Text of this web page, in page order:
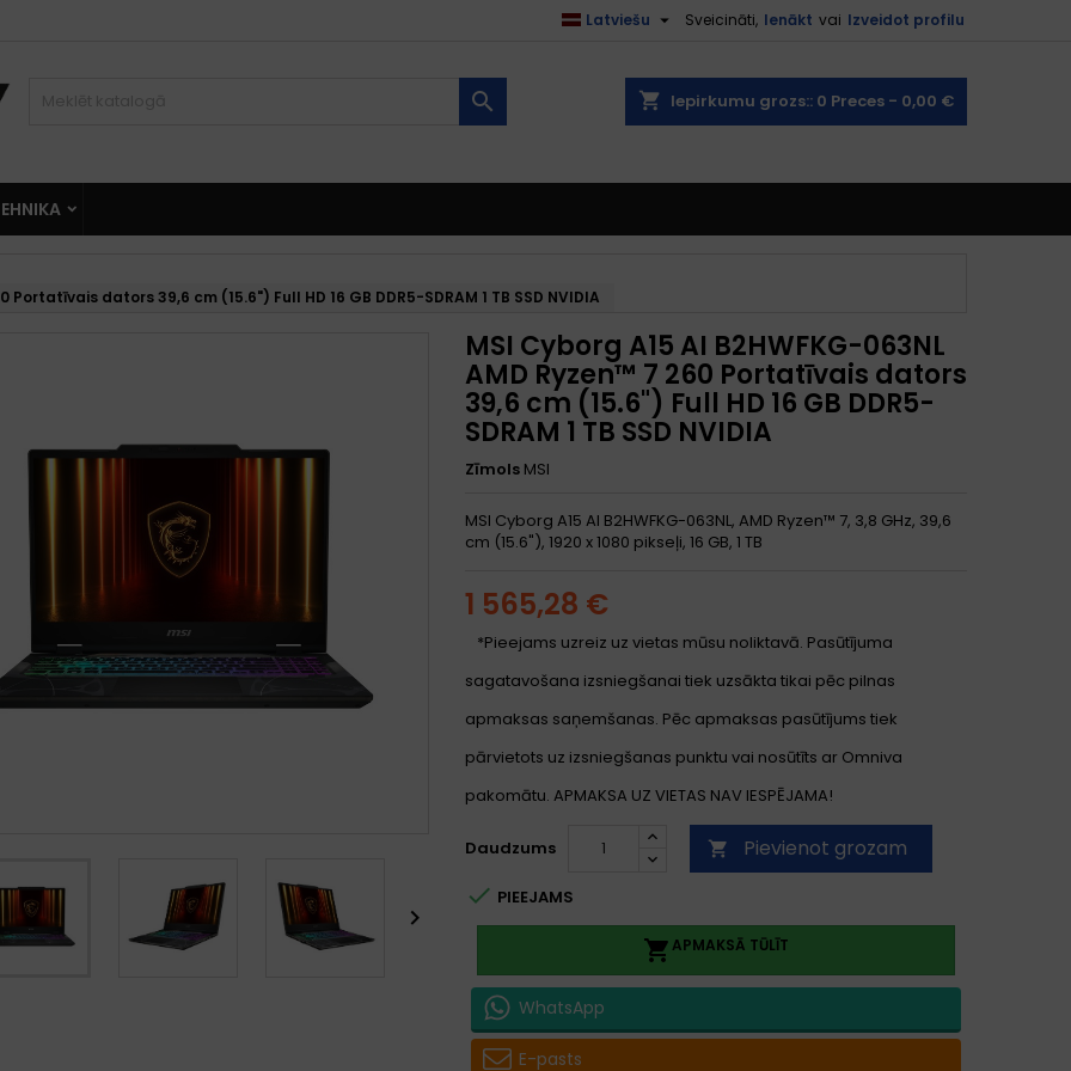
Sveicināti, Ienākt vai Izveidot profilu
Latviešu 
shopping_cart Iepirkumu grozs:: 0 Preces - 0,00 €

Portatīvais dators 39,6 cm (15.6") Full HD 16 GB DDR5-SDRAM 1 TB SSD NVIDIA

MSI Cyborg A15 AI B2HWFKG-063NL
AMD Ryzen™ 7 260 Portatīvais dators
39,6 cm (15.6") Full HD 16 GB DDR5-
SDRAM 1 TB SSD NVIDIA
Zīmols MSI
MSI Cyborg A15 AI B2HWFKG-063NL, AMD Ryzen™ 7, 3,8 GHz, 39,6
cm (15.6"), 1920 x 1080 pikseļi, 16 GB, 1 TB
1 565,28 €
*Pieejams uzreiz uz vietas mūsu noliktavā. Pasūtījuma
sagatavošana izsniegšanai tiek uzsākta tikai pēc pilnas
apmaksas saņemšanas. Pēc apmaksas pasūtījums tiek
pārvietots uz izsniegšanas punktu vai nosūtīts ar Omniva
pakomātu. APMAKSA UZ VIETAS NAV IESPĒJAMA!
Daudzums  Pievienot grozam
 PIEEJAMS
APMAKSĀ TŪLĪT
WhatsApp
E-pasts